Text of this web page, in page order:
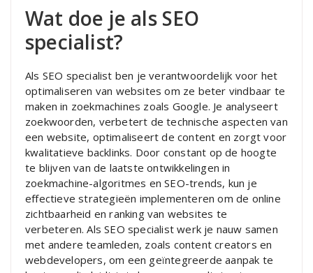
Wat doe je als SEO
specialist?
Als SEO specialist ben je verantwoordelijk voor het
optimaliseren van websites om ze beter vindbaar te
maken in zoekmachines zoals Google. Je analyseert
zoekwoorden, verbetert de technische aspecten van
een website, optimaliseert de content en zorgt voor
kwalitatieve backlinks. Door constant op de hoogte
te blijven van de laatste ontwikkelingen in
zoekmachine-algoritmes en SEO-trends, kun je
effectieve strategieën implementeren om de online
zichtbaarheid en ranking van websites te
verbeteren. Als SEO specialist werk je nauw samen
met andere teamleden, zoals content creators en
webdevelopers, om een geïntegreerde aanpak te